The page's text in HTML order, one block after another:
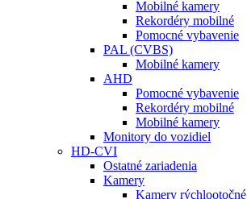
Mobilné kamery
Rekordéry mobilné
Pomocné vybavenie
PAL (CVBS)
Mobilné kamery
AHD
Pomocné vybavenie
Rekordéry mobilné
Mobilné kamery
Monitory do vozidiel
HD-CVI
Ostatné zariadenia
Kamery
Kamery rýchlootočné